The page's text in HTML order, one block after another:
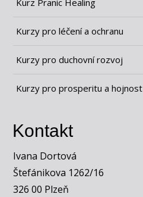
Kurzy pro léčení a ochranu
Kurzy pro duchovní rozvoj
Kurzy pro prosperitu a hojnost
Kontakt
Ivana Dortová
Štefánikova 1262/16
326 00 Plzeň